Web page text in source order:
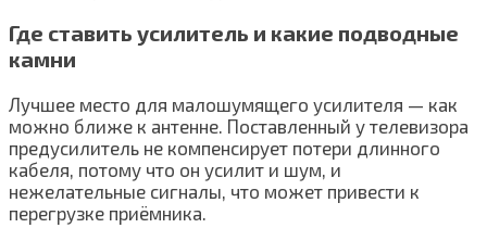
Где ставить усилитель и какие подводные
камни
Лучшее место для малошумящего усилителя — как
можно ближе к антенне. Поставленный у телевизора
предусилитель не компенсирует потери длинного
кабеля, потому что он усилит и шум, и
нежелательные сигналы, что может привести к
перегрузке приёмника.